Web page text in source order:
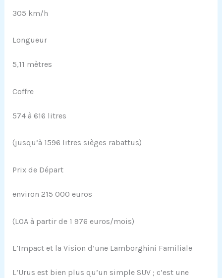
305 km/h
Longueur
5,11 mètres
Coffre
574 à 616 litres
(jusqu’à 1596 litres sièges rabattus)
Prix de Départ
environ 215 000 euros
(LOA à partir de 1 976 euros/mois)
L’Impact et la Vision d’une Lamborghini Familiale
L’Urus est bien plus qu’un simple SUV ; c’est une